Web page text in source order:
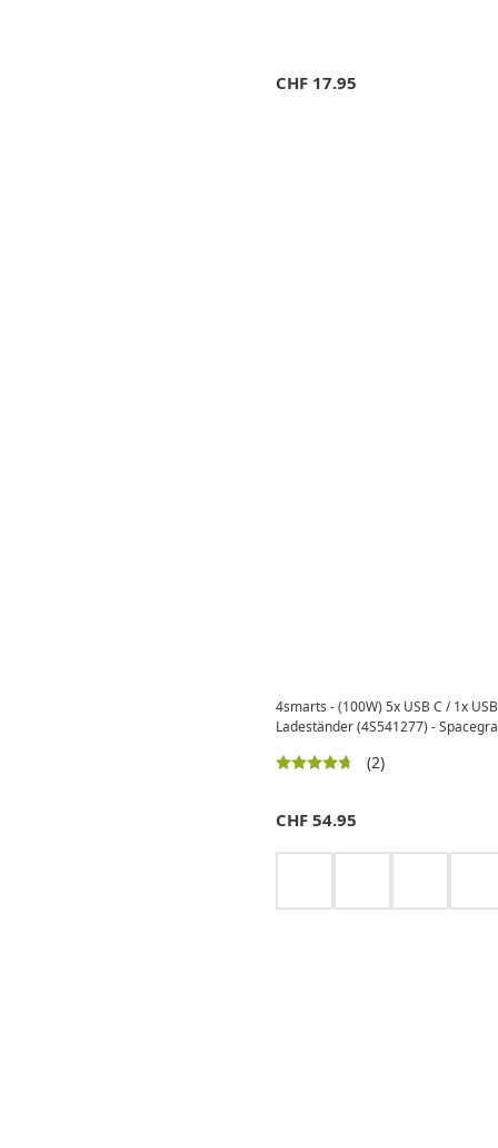
CHF 17.95
4smarts - (100W) 5x USB C / 1x
Ladeständer (4S541277) -
(2)
CHF 54.95